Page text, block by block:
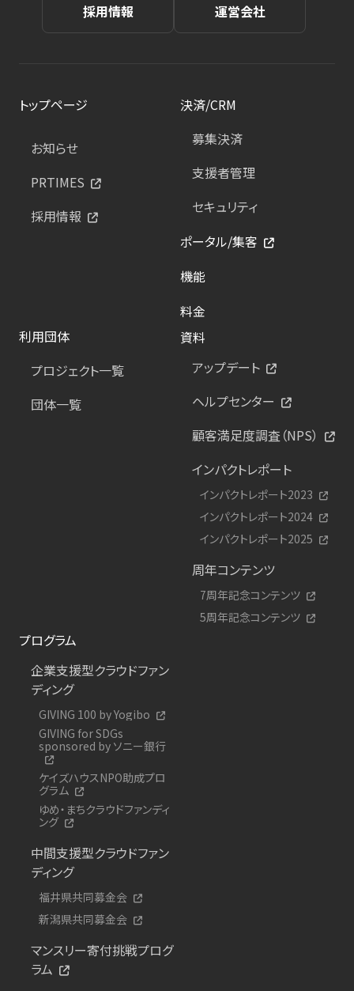
採用情報 運営会社
トップページ
お知らせ
PRTIMES
採用情報
決済/CRM
募集決済
支援者管理
セキュリティ
ポータル/集客
機能
料金
利用団体
プロジェクト一覧
団体一覧
資料
アップデート
ヘルプセンター
顧客満足度調査（NPS）
インパクトレポート
インパクトレポート2023
インパクトレポート2024
インパクトレポート2025
周年コンテンツ
7周年記念コンテンツ
5周年記念コンテンツ
プログラム
企業支援型クラウドファン
ディング
GIVING 100 by Yogibo
GIVING for SDGs
sponsored by ソニー銀行
ケイズハウスNPO助成プロ
グラム
ゆめ・まちクラウドファンディ
ング
中間支援型クラウドファン
ディング
福井県共同募金会
新潟県共同募金会
マンスリー寄付挑戦プログ
ラム